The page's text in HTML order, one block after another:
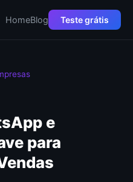
HomeBlog Teste grátis
e
para